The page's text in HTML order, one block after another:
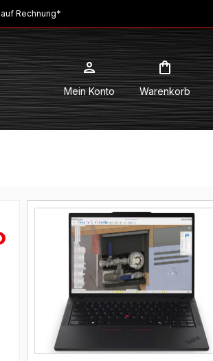
Rechnung*
Mein Konto Warenkorb